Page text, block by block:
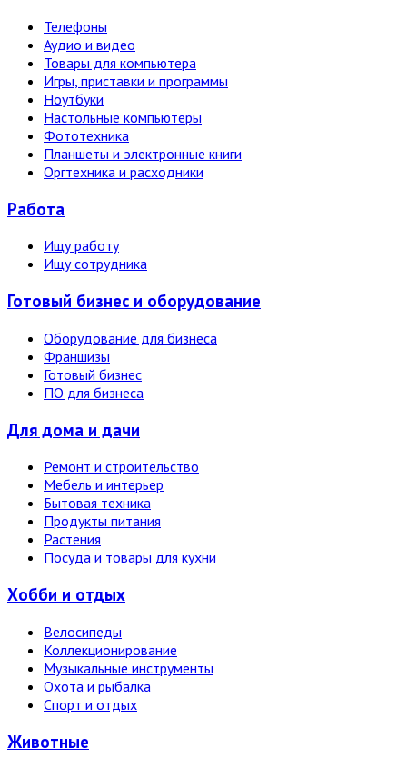
Телефоны
Аудио и видео
Товары для компьютера
Игры, приставки и программы
Ноутбуки
Настольные компьютеры
Фототехника
Планшеты и электронные книги
Оргтехника и расходники
Работа
Ищу работу
Ищу сотрудника
Готовый бизнес и оборудование
Оборудование для бизнеса
Франшизы
Готовый бизнес
ПО для бизнеса
Для дома и дачи
Ремонт и строительство
Мебель и интерьер
Бытовая техника
Продукты питания
Растения
Посуда и товары для кухни
Хобби и отдых
Велосипеды
Коллекционирование
Музыкальные инструменты
Охота и рыбалка
Спорт и отдых
Животные